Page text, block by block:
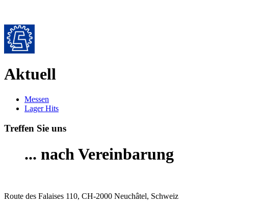
Aktuell
Messen
Lager Hits
Treffen Sie uns
... nach Vereinbarung
Route des Falaises 110, CH-2000 Neuchâtel, Schweiz